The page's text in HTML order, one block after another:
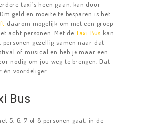
taxi’s heen gaan, kan duur
geld en moeite te besparen is het
daarom mogelijk om met een groep
acht personen. Met de Taxi Bus kan
personen gezellig samen naar dat
of musical en heb je maar een
nodig om jou weg te brengen. Dat
én voordeliger.
Bus
5, 6, 7 of 8 personen gaat, in de